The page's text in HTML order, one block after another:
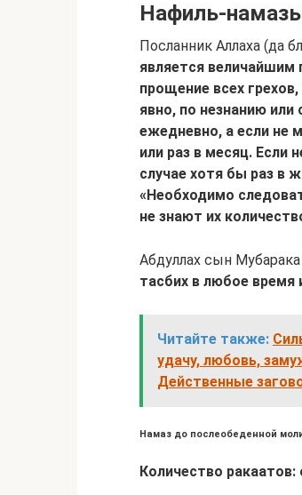
Нафиль-
Посланник Аллаха (да
является величайшим
прощение всех
явно, по незнанию
ежедневно, а если не
или раз в месяц. Если
случае хотя бы раз в
«Необходимо
не знают их
Абдуллах сын Мубарака
тасбих в любое время
Читайте также:
удачу, любовь,
Действенные
Намаз до послеобеденной
Количество